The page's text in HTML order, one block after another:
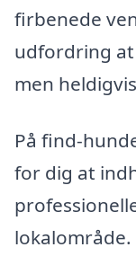
firbenede
udfordring
men
På find-
for dig at